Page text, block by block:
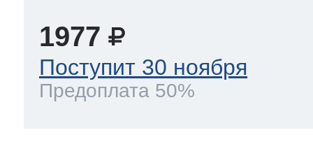
1977
Поступит 30 ноября
Предоплата 50%